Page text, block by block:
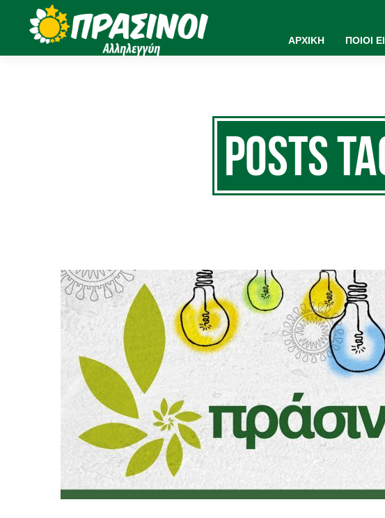
ΑΡΧΙΚΗ ΠΟΙΟΙ
Posts